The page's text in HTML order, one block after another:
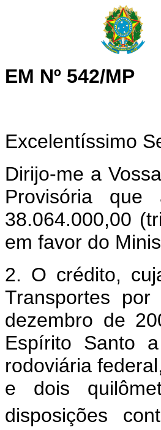
EM Nº 542/MP
Excelentíssimo
Dirijo-me a
Provisória
38.064.000,00
em favor do
2. O crédito,
Transportes
dezembro de
Espírito Santo
rodoviária
e dois
disposições